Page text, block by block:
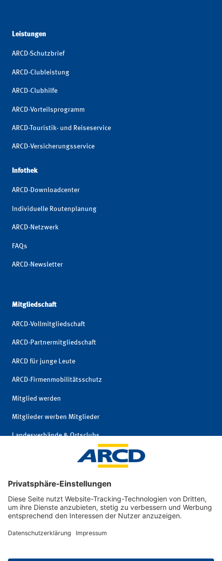
Leistungen
ARCD-Schutzbrief
ARCD-Clubleistung
ARCD-Clubhilfe
ARCD-Vorteilsprogramm
ARCD-Touristik- und Reiseservice
ARCD-Versicherungsservice
Infothek
ARCD-Downloadcenter
Individuelle Routenplanung
ARCD-Netzwerk
FAQs
ARCD-Newsletter
Mitgliedschaft
ARCD-Vollmitgliedschaft
ARCD-Partnermitgliedschaft
ARCD für junge Leute
ARCD-Firmenmobilitätsschutz
Mitglied werden
Mitglieder werben Mitglieder
Landesverbände & Ortsclubs
Mitgliedschaft kündigen